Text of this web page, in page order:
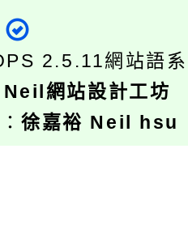
2.5.11網站語
Neil網站設計工坊
徐嘉裕 Neil hsu